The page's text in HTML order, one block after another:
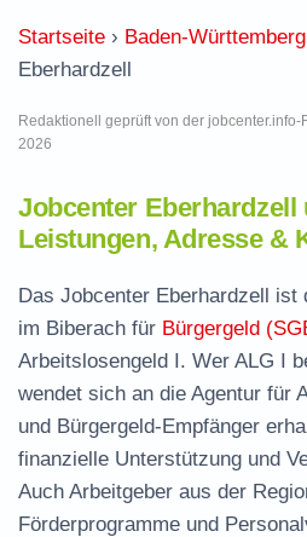
Startseite › Baden-Württemberg
Eberhardzell
Redaktionell geprüft von der
2026
Jobcenter Eberhardzell
Leistungen, Adresse &
Das Jobcenter Eberhardzell ist
im Biberach für Bürgergeld
Arbeitslosengeld I. Wer ALG I
wendet sich an die Agentur für
und Bürgergeld-Empfänger
finanzielle Unterstützung und
Auch Arbeitgeber aus der
Förderprogramme und